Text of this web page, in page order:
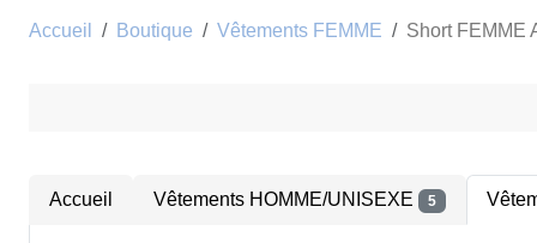
Accueil Boutique Vêtements FEMME Short FEMME
Accueil Vêtements HOMME/UNISEXE 5